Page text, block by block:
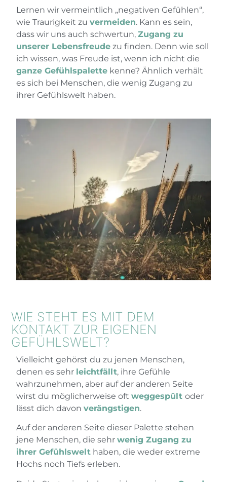
Lernen wir vermeintlich „negativen Gefühlen“,
wie Traurigkeit zuvermeiden. Kann es sein,
dass wir uns auch schwertun,Zugang zu
unserer Lebensfreude zu finden. Denn wie soll
ich wissen, was Freude ist, wenn ich nicht die
ganze Gefühlspalette kenne? Ähnlich verhält
es sich bei Menschen, die wenig Zugang zu
ihrer Gefühlswelt haben.
WIE STEHT ES MIT DEM
KONTAKT ZUR EIGENEN
GEFÜHLSWELT?
Vielleicht gehörst du zu jenen Menschen,
denen es sehr leichtfällt, ihre Gefühle
wahrzunehmen, aber auf der anderen Seite
wirst du möglicherweise oftweggespült oder
lässt dich davonverängstigen.
Auf der anderen Seite dieser Palette stehen
jene Menschen, die sehrwenig Zugang zu
ihrer Gefühlswelt haben, die weder extreme
Hochs noch Tiefs erleben.